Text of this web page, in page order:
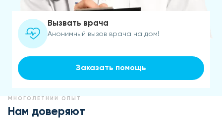
Вызвать врача
Анонимный вызов врача на дом!
Заказать помощь
МНОГОЛЕТНИЙ ОПЫТ
Нам доверяют